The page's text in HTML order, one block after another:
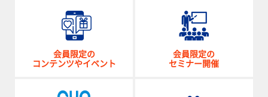
会員限定の
コンテンツやイベント
会員限定の
セミナー開催